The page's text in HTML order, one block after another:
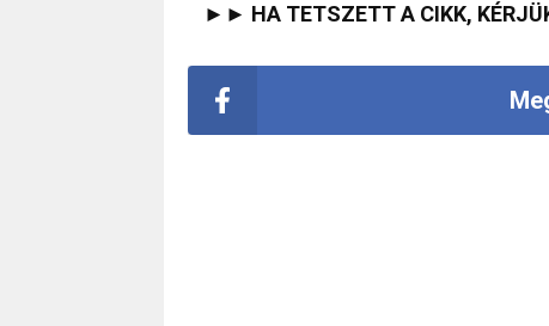
►► HA TETSZETT A CIKK,